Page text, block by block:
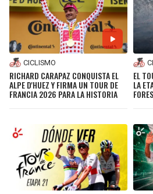
CICLISMO
RICHARD CARAPAZ CONQUISTA EL
ALPE D'HUEZ Y FIRMA UN TOUR DE
FRANCIA 2026 PARA LA HISTORIA
EL
LA